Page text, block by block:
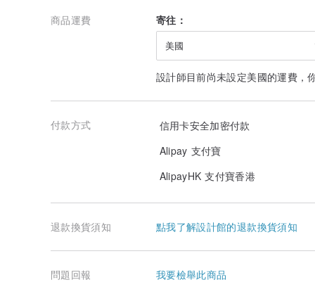
商品運費 寄往：
美國
設計師目前尚未設定美國的運費，
付款方式
信用卡安全加密付款
Alipay 支付寶
AlipayHK 支付寶香港
退款換貨須知 點我了解設計館的退款換貨須知
問題回報 我要檢舉此商品